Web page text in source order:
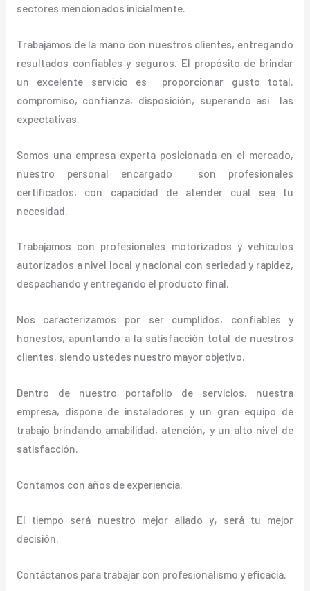
sectores mencionados inicialmente.
Trabajamos de la mano con nuestros clientes, entregando
resultados confiables y seguros. El propósito de brindar
un excelente servicio es proporcionar gusto total,
compromiso, confianza, disposición, superando así las
expectativas.
Somos una empresa experta posicionada en el mercado,
nuestro personal encargado son profesionales
certificados, con capacidad de atender cual sea tu
necesidad.
Trabajamos con profesionales motorizados y vehículos
autorizados a nivel local y nacional con seriedad y rapidez,
despachando y entregando el producto final.
Nos caracterizamos por ser cumplidos, confiables y
honestos, apuntando a la satisfacción total de nuestros
clientes, siendo ustedes nuestro mayor objetivo.
Dentro de nuestro portafolio de servicios, nuestra
empresa, dispone de instaladores y un gran equipo de
trabajo brindando amabilidad, atención, y un alto nivel de
satisfacción.
Contamos con años de experiencia.
El tiempo será nuestro mejor aliado y, será tu mejor
decisión.
Contáctanos para trabajar con profesionalismo y eficacia.